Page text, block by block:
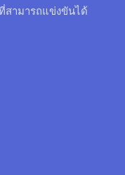
ามารถแข่งขันได้